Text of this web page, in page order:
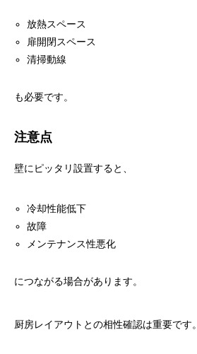
放熱スペース
扉開閉スペース
清掃動線
も必要です。
注意点
壁にピッタリ設置すると、
冷却性能低下
故障
メンテナンス性悪化
につながる場合があります。
厨房レイアウトとの相性確認は重要です。